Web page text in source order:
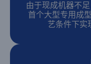
由于现成机器不
首个大型专用成
艺条件下实